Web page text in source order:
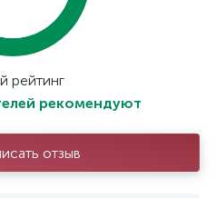
рейтинг
рекомендуют
отзыв